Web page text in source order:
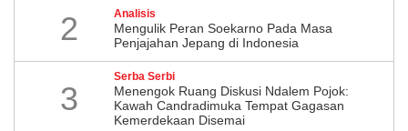
2 Analisis
Mengulik Peran Soekarno Pada Masa
Penjajahan Jepang di Indonesia
3
Serba Serbi
Menengok Ruang Diskusi Ndalem Pojok:
Kawah Candradimuka Tempat Gagasan
Kemerdekaan Disemai